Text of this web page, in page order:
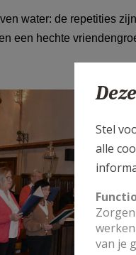
water: de repetities
een hechte
01.JPG
Stel
alle
van je